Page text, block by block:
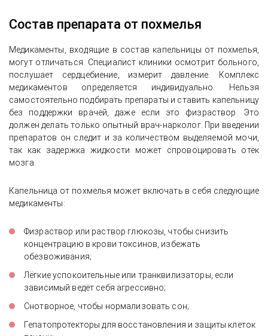
Состав препарата от похмелья
Медикаменты, входящие в состав капельницы от похмелья,
могут отличаться. Специалист клиники осмотрит больного,
послушает сердцебиение, измерит давление. Комплекс
медикаментов определяется индивидуально. Нельзя
самостоятельно подбирать препараты и ставить капельницу
без поддержки врачей, даже если это физраствор. Это
должен делать только опытный врач-нарколог. При введении
препаратов он следит и за количеством выделяемой мочи,
так как задержка жидкости может спровоцировать отёк
мозга.
Капельница от похмелья может включать в себя следующие
медикаменты:
Физраствор или раствор глюкозы, чтобы снизить
концентрацию в крови токсинов, избежать
обезвоживания;
Лёгкие успокоительные или транквилизаторы, если
зависимый ведёт себя агрессивно;
Снотворное, чтобы нормализовать сон;
Гепатопротекторы для восстановления и защиты клеток